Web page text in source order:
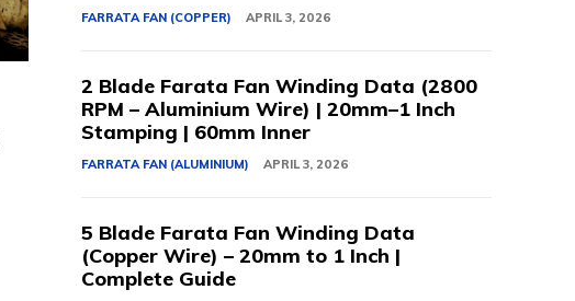
FARRATA FAN (COPPER) APRIL 3, 2026
2 Blade Farata Fan Winding Data (2800
RPM – Aluminium Wire) | 20mm–1 Inch
Stamping | 60mm Inner
FARRATA FAN (ALUMINIUM) APRIL 3, 2026
5 Blade Farata Fan Winding Data
(Copper Wire) – 20mm to 1 Inch |
Complete Guide